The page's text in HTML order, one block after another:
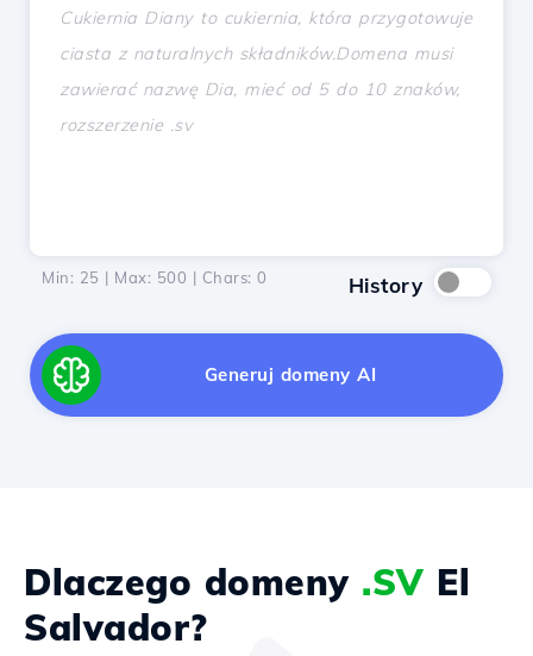
Min: 25 | Max: 500 | Chars: 0 History
Generuj domeny AI
Dlaczego domeny .SV El
Salvador?